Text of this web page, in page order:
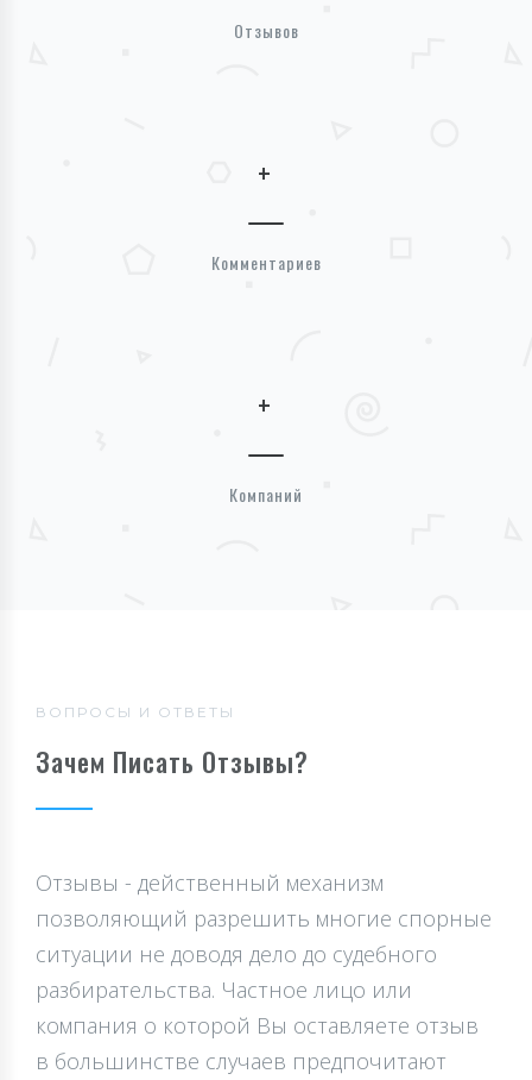
Отзывов
+
Комментариев
+
Компаний
ВОПРОСЫ И ОТВЕТЫ
Зачем Писать Отзывы?
Отзывы - действенный механизм
позволяющий разрешить многие спорные
ситуации не доводя дело до судебного
разбирательства. Частное лицо или
компания о которой Вы оставляете отзыв
в большинстве случаев предпочитают